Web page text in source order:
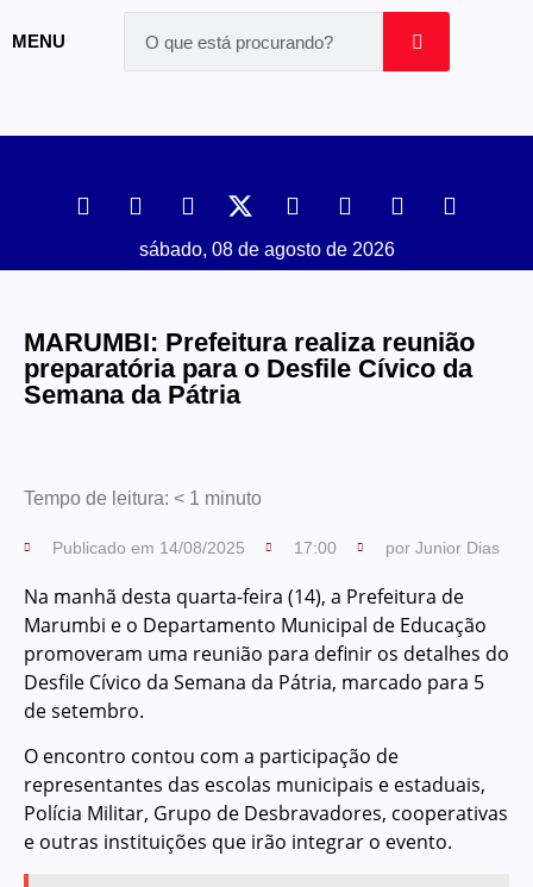
MENU
sábado, 08 de agosto de 2026
MARUMBI: Prefeitura realiza reunião
preparatória para o Desfile Cívico da
Semana da Pátria
Tempo de leitura: < 1 minuto
Publicado em 14/08/2025 17:00 por Junior Dias
Na manhã desta quarta-feira (14), a Prefeitura de
Marumbi e o Departamento Municipal de Educação
promoveram uma reunião para definir os detalhes do
Desfile Cívico da Semana da Pátria, marcado para 5
de setembro.
O encontro contou com a participação de
representantes das escolas municipais e estaduais,
Polícia Militar, Grupo de Desbravadores, cooperativas
e outras instituições que irão integrar o evento.